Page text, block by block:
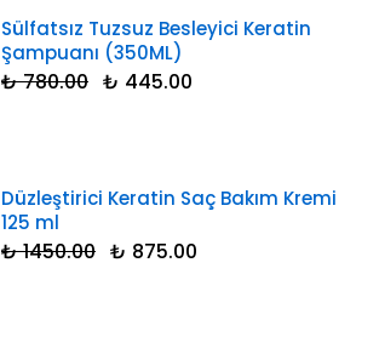
Sülfatsız Tuzsuz Besleyici Keratin
Şampuanı (350ML)
₺ 780.00 ₺ 445.00
Düzleştirici Keratin Saç Bakım Kremi
125 ml
₺ 1450.00 ₺ 875.00